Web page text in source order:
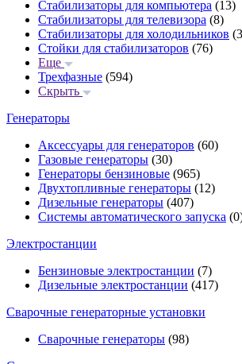
Стабилизаторы для компьютера (13)
Стабилизаторы для телевизора (8)
Стабилизаторы для холодильников
Стойки для стабилизаторов (76)
Еще
Трехфазные (594)
Скрыть
Генераторы
Аксессуары для генераторов (60)
Газовые генераторы (30)
Генераторы бензиновые (965)
Двухтопливные генераторы (12)
Дизельные генераторы (407)
Системы автоматического запуска
Электростанции
Бензиновые электростанции (7)
Дизельные электростанции (417)
Сварочные генераторные установки
Сварочные генераторы (98)